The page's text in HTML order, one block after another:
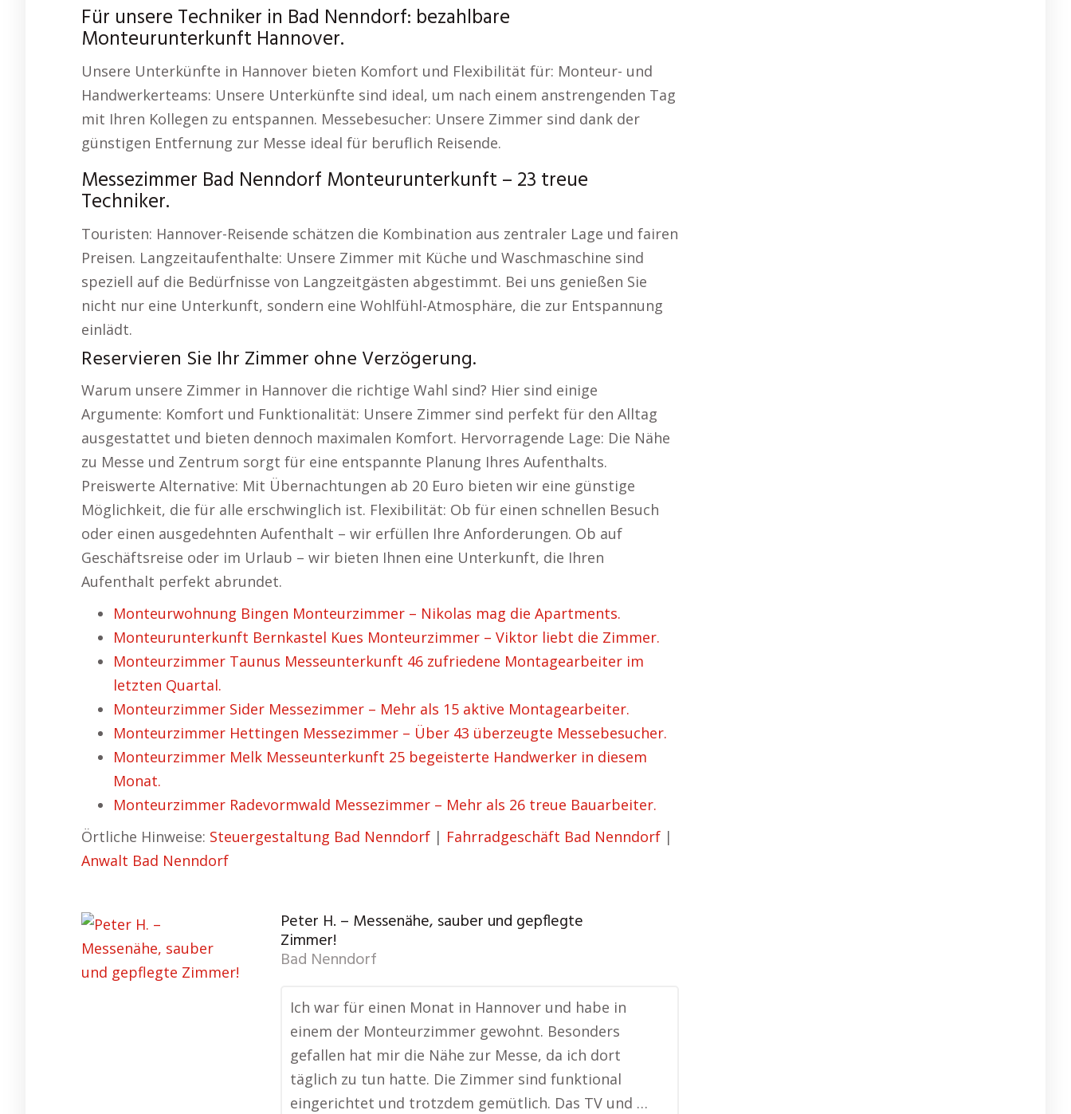
Für unsere Techniker in Bad Nenndorf: bezahlbare
Monteurunterkunft Hannover.
Unsere Unterkünfte in Hannover bieten Komfort und Flexibilität für: Monteur- und
Handwerkerteams: Unsere Unterkünfte sind ideal, um nach einem anstrengenden Tag
mit Ihren Kollegen zu entspannen. Messebesucher: Unsere Zimmer sind dank der
günstigen Entfernung zur Messe ideal für beruflich Reisende.
Messezimmer Bad Nenndorf Monteurunterkunft – 23 treue
Techniker.
Touristen: Hannover-Reisende schätzen die Kombination aus zentraler Lage und fairen
Preisen. Langzeitaufenthalte: Unsere Zimmer mit Küche und Waschmaschine sind
speziell auf die Bedürfnisse von Langzeitgästen abgestimmt. Bei uns genießen Sie
nicht nur eine Unterkunft, sondern eine Wohlfühl-Atmosphäre, die zur Entspannung
einlädt.
Reservieren Sie Ihr Zimmer ohne Verzögerung.
Warum unsere Zimmer in Hannover die richtige Wahl sind? Hier sind einige
Argumente: Komfort und Funktionalität: Unsere Zimmer sind perfekt für den Alltag
ausgestattet und bieten dennoch maximalen Komfort. Hervorragende Lage: Die Nähe
zu Messe und Zentrum sorgt für eine entspannte Planung Ihres Aufenthalts.
Preiswerte Alternative: Mit Übernachtungen ab 20 Euro bieten wir eine günstige
Möglichkeit, die für alle erschwinglich ist. Flexibilität: Ob für einen schnellen Besuch
oder einen ausgedehnten Aufenthalt – wir erfüllen Ihre Anforderungen. Ob auf
Geschäftsreise oder im Urlaub – wir bieten Ihnen eine Unterkunft, die Ihren
Aufenthalt perfekt abrundet.
Monteurwohnung Bingen Monteurzimmer – Nikolas mag die Apartments.
Monteurunterkunft Bernkastel Kues Monteurzimmer – Viktor liebt die Zimmer.
Monteurzimmer Taunus Messeunterkunft 46 zufriedene Montagearbeiter im
letzten Quartal.
Monteurzimmer Sider Messezimmer – Mehr als 15 aktive Montagearbeiter.
Monteurzimmer Hettingen Messezimmer – Über 43 überzeugte Messebesucher.
Monteurzimmer Melk Messeunterkunft 25 begeisterte Handwerker in diesem
Monat.
Monteurzimmer Radevormwald Messezimmer – Mehr als 26 treue Bauarbeiter.
Örtliche Hinweise: Steuergestaltung Bad Nenndorf | Fahrradgeschäft Bad Nenndorf |
Anwalt Bad Nenndorf
Peter H. – Messenähe, sauber und gepflegte
Zimmer!
Bad Nenndorf
Ich war für einen Monat in Hannover und habe in
einem der Monteurzimmer gewohnt. Besonders
gefallen hat mir die Nähe zur Messe, da ich dort
täglich zu tun hatte. Die Zimmer sind funktional
eingerichtet und trotzdem gemütlich. Das TV und …